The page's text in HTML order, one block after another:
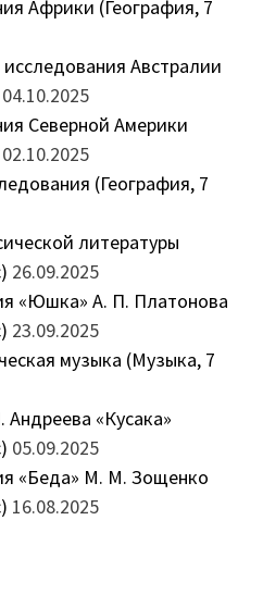
Африки (География, 7
Австралии
04.10.2025
Северной Америки
02.10.2025
(География, 7
литературы
26.09.2025
«Юшка» А. П. Платонова
23.09.2025
музыка (Музыка, 7
«Кусака»
05.09.2025
«Беда» М. М. Зощенко
16.08.2025